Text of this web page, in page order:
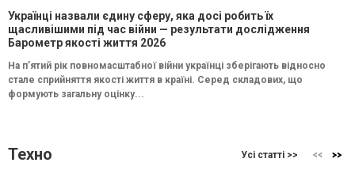
Українці назвали єдину сферу, яка досі робить їх
щасливішими під час війни — результати дослідження
Барометр якості життя 2026
На п’ятий рік повномасштабної війни українці зберігають відносно
стале сприйняття якості життя в країні. Серед складових, що
формують загальну оцінку...
Техно Усі статті >>